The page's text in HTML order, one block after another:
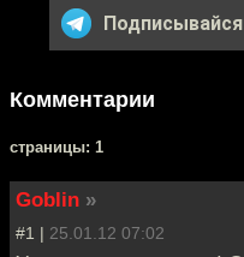
Комментарии
cтраницы: 1
Goblin »
#1 | 25.01.12 07:02